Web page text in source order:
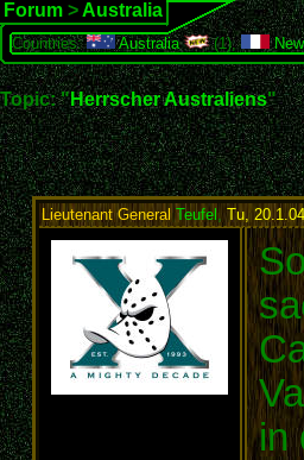
Forum > Australia
Countries: Australia (1),
Topic: "Herrscher Australiens"
Lieutenant General Teufel ,Tu,
in